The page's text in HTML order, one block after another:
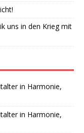
uns in den Krieg mit
in Harmonie,
in Harmonie,